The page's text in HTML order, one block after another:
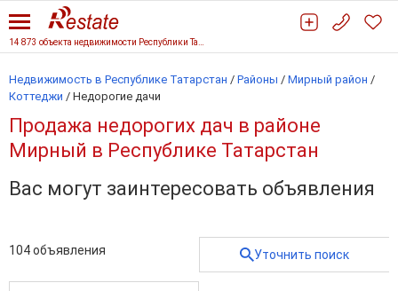
Недвижимость в Республике Татарстан / Районы / Мирный район /
Коттеджи / Недорогие дачи
Продажа недорогих дач в районе
Мирный в Республике Татарстан
Вас могут заинтересовать объявления
104объявления Уточнить поиск